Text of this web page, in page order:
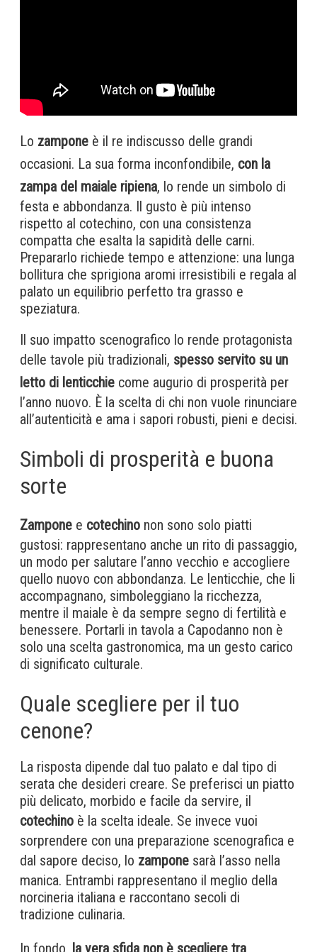
Lo zampone è il re indiscusso delle grandi
occasioni. La sua forma inconfondibile, con la
zampa del maiale ripiena, lo rende un simbolo di
festa e abbondanza. Il gusto è più intenso
rispetto al cotechino, con una consistenza
compatta che esalta la sapidità delle carni.
Prepararlo richiede tempo e attenzione: una lunga
bollitura che sprigiona aromi irresistibili e regala al
palato un equilibrio perfetto tra grasso e
speziatura.
Il suo impatto scenografico lo rende protagonista
delle tavole più tradizionali, spesso servito su un
letto di lenticchie come augurio di prosperità per
l’anno nuovo. È la scelta di chi non vuole rinunciare
all’autenticità e ama i sapori robusti, pieni e decisi.
Simboli di prosperità e buona
sorte
Zampone e cotechino non sono solo piatti
gustosi: rappresentano anche un rito di passaggio,
un modo per salutare l’anno vecchio e accogliere
quello nuovo con abbondanza. Le lenticchie, che li
accompagnano, simboleggiano la ricchezza,
mentre il maiale è da sempre segno di fertilità e
benessere. Portarli in tavola a Capodanno non è
solo una scelta gastronomica, ma un gesto carico
di significato culturale.
Quale scegliere per il tuo
cenone?
La risposta dipende dal tuo palato e dal tipo di
serata che desideri creare. Se preferisci un piatto
più delicato, morbido e facile da servire, il
cotechino è la scelta ideale. Se invece vuoi
sorprendere con una preparazione scenografica e
dal sapore deciso, lo zampone sarà l’asso nella
manica. Entrambi rappresentano il meglio della
norcineria italiana e raccontano secoli di
tradizione culinaria.
In fondo, la vera sfida non è scegliere tra